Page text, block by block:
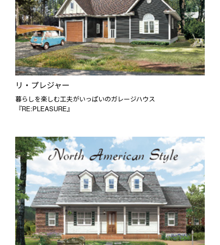
リ・プレジャー
暮らしを楽しむ工夫がいっぱいのガレージハウス
『RE:PLEASURE』